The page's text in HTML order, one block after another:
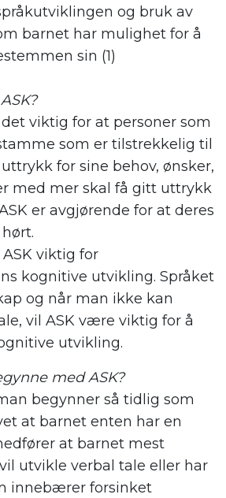
og bruk av
barnet har mulighet for å
sin (1)
viktig for at personer som
som er tilstrekkelig til
for sine behov, ønsker,
med mer skal få gitt uttrykk
er avgjørende for at deres
viktig for
kognitive utvikling. Språket
og når man ikke kan
vil ASK være viktig for å
utvikling.
med ASK?
begynner så tidlig som
at barnet enten har en
at barnet mest
utvikle verbal tale eller har
innebærer forsinket